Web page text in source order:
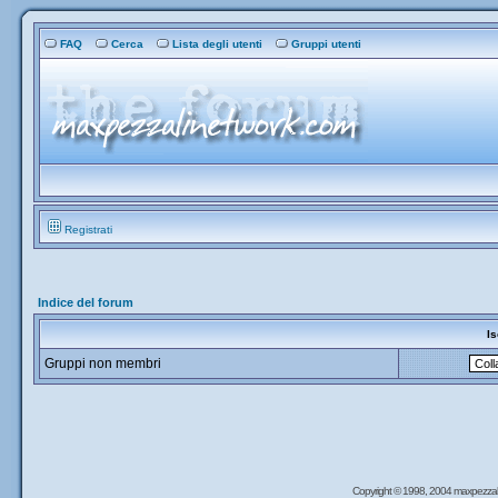
FAQ Cerca Lista degli utenti Gruppi utenti
Registrati
Indice del forum
Gruppi non membri
Copyright © 1998, 2004